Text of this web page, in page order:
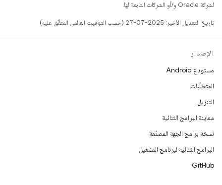
لشركة Oracle و/أو الشركات التابعة لها.
تاريخ التعديل الأخير: 2025-07-27 (حسب التوقيت العالمي المتفَّق عليه)
الإصدار
مستودع Android
المتطلّبات
التنزيل
معاينة البرامج الثنائية
نسخة برامج الجهة المصنِّعة
البرامج الثنائية لبرنامج التشغيل
GitHub